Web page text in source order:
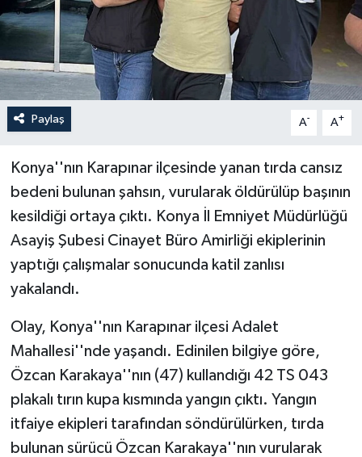
Paylaş A- A+
Konya''nın Karapınar ilçesinde yanan tırda cansız
bedeni bulunan şahsın, vurularak öldürülüp başının
kesildiği ortaya çıktı. Konya İl Emniyet Müdürlüğü
Asayiş Şubesi Cinayet Büro Amirliği ekiplerinin
yaptığı çalışmalar sonucunda katil zanlısı
yakalandı.
Olay, Konya''nın Karapınar ilçesi Adalet
Mahallesi''nde yaşandı. Edinilen bilgiye göre,
Özcan Karakaya''nın (47) kullandığı 42 TS 043
plakalı tırın kupa kısmında yangın çıktı. Yangın
itfaiye ekipleri tarafından söndürülürken, tırda
bulunan sürücü Özcan Karakaya''nın vurularak